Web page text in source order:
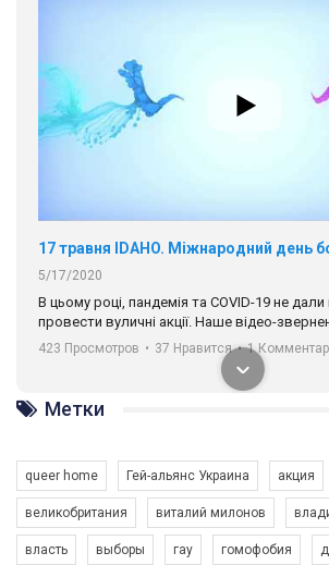
5/17/2020
В цьому році, пандемія та COVІD-19 не
провести вуличні акції. Наше відео-
навіть коли ми у різних містах та не
разом. Ми закликаємо всіх хто поділяє
солідарності, приєднатися до нас.
ГАУ є в 16 областях України.
Разом наш голос лунає гучніше!
423 Просмотров • 37 Нравится • 1
Метки
queer home Гей-альянс Украина акция
великобритания виталий милонов
власть выборы гау гомофобия